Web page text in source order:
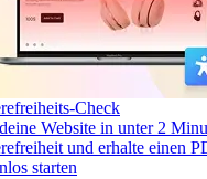
Check
Website in unter 2
und erhalte einen
starten